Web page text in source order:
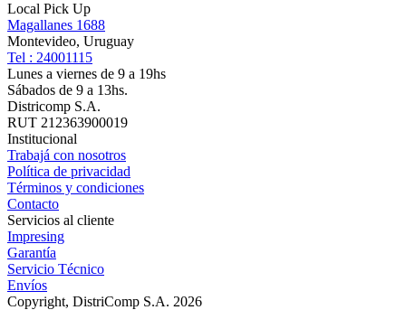
Local Pick Up
Magallanes 1688
Montevideo, Uruguay
Tel : 24001115
Lunes a viernes de 9 a 19hs
Sábados de 9 a 13hs.
Districomp S.A.
RUT 212363900019
Institucional
Trabajá con nosotros
Política de privacidad
Términos y condiciones
Contacto
Servicios al cliente
Impresing
Garantía
Servicio Técnico
Envíos
Copyright, DistriComp S.A. 2026